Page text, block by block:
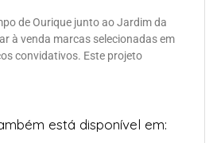
de Ourique junto ao Jardim da
à venda marcas selecionadas em
convidativos. Este projeto
está disponível em: